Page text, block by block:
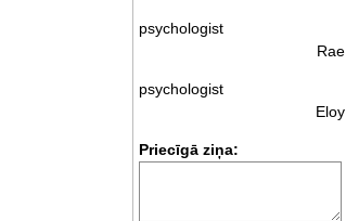
psychologist
Rae
psychologist
Eloy
Priecīgā ziņa: